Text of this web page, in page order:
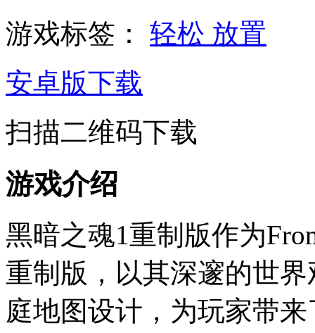
游戏标签： 轻松 放置
安卓版下载
扫描二维码下载
游戏介绍
黑暗之魂1重制版作为
重制版，以其深邃的世
庭地图设计，为玩家带